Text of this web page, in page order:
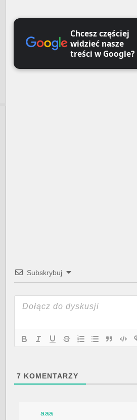
Chcesz częściej
widzieć nasze
treści w Google?
Subskrybuj
7 KOMENTARZY
aaa